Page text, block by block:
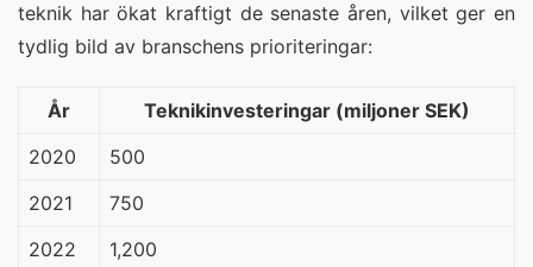
teknik har ökat kraftigt de senaste åren, vilket ger en
tydlig bild av branschens prioriteringar:
År
Teknikinvesteringar (miljoner SEK)
2020
500
2021
750
2022
1,200